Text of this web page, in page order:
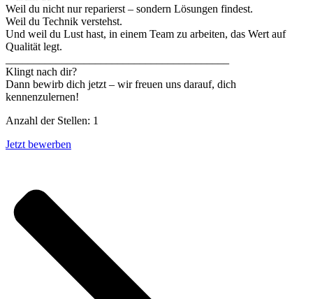
Weil du nicht nur reparierst – sondern Lösungen findest.
Weil du Technik verstehst.
Und weil du Lust hast, in einem Team zu arbeiten, das Wert auf
Qualität legt.
Klingt nach dir?
Dann bewirb dich jetzt – wir freuen uns darauf, dich
kennenzulernen!
Anzahl der Stellen: 1
Jetzt bewerben